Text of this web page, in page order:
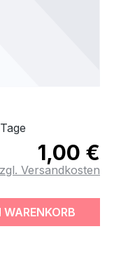
1,00 €
Versandkosten
den
WARENKORB